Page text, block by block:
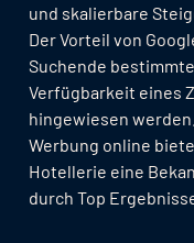
und skalierbare
Der Vorteil von
Suchende
Verfügbarkeit eines
hingewiesen
Werbung online
Hotellerie eine
durch Top